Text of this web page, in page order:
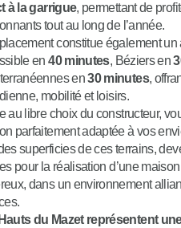
à la garrigue, permettant de
tout au long de l’année.
constitue également
en40 minutes, Béziers en
en30 minutes,
mobilité et loisirs.
au libre choix du constructeur,
parfaitement adaptée à vos
superficies de ces terrains,
pour la réalisation d’une
dans un environnement
du Mazet représentent